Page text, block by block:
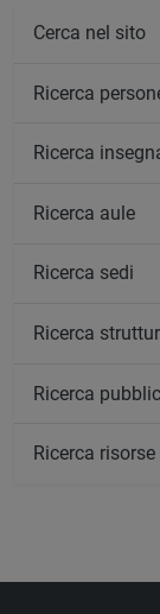
Cerca nel sito
Ricerca
Ricerca
Ricerca aule
Ricerca sedi
Ricerca
Ricerca
Ricerca